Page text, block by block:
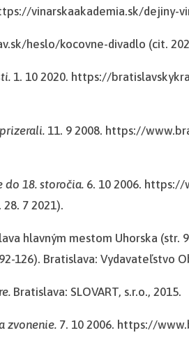
vinarskaakademia.sk/dejiny-
heslo/kocovne-divadlo (cit.
1. 10 2020. https://
11. 9 2008. https://
do 18. storočia. 6. 10 2006.
7 2021).
hlavným mestom Uhorska (str.
92-126). Bratislava: Vydavateľstvo
Bratislava: SLOVART, s.r.o., 2015.
zvonenie. 7. 10 2006. https://